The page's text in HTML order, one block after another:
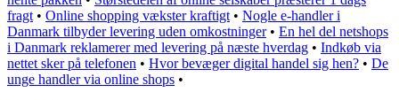
fragt • Online shopping vækster kraftigt • Nogle e-handler i
Danmark tilbyder levering uden omkostninger• En hel del netshops
i Danmark reklamerer med levering på næste hverdag • Indkøb via
nettet sker på telefonen • Hvor bevæger digital handel sig hen? • De
unge handler via online shops •